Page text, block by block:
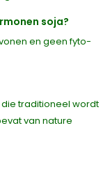
soja?
en geen fyto-
traditioneel wordt
van nature